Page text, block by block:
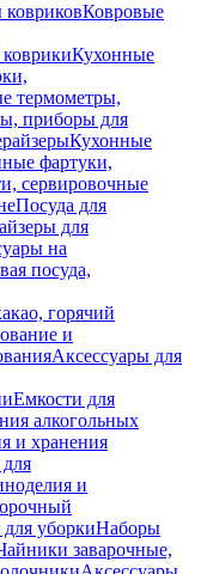
Ковровые
Кухонные
термометры,
приборы для
Кухонные
фартуки,
сервировочные
Посуда для
для
на
посуда,
горячий
и
Аксессуары для
Емкости для
алкогольных
и хранения
и
уборкиНаборы
заварочные,